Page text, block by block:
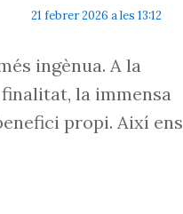
21 febrer 2026 a les 13:12
ingènua. A la
la immensa
propi. Així ens